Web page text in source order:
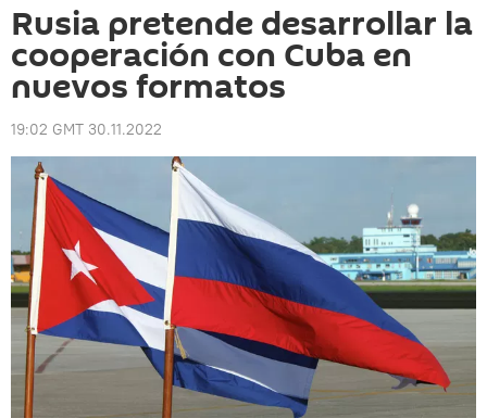
Rusia pretende desarrollar la
cooperación con Cuba en
nuevos formatos
19:02 GMT 30.11.2022